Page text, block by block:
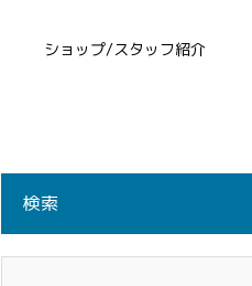
ショップ/スタッフ紹介
検索